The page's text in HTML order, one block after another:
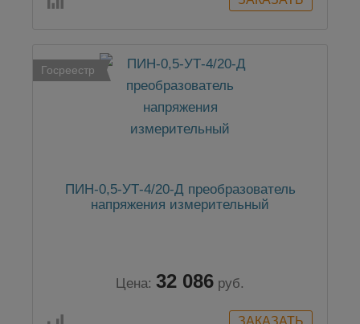
Госреестр
ПИН-0,5-УТ-4/20-Д преобразователь
напряжения измерительный
Цена: 32 086 руб.